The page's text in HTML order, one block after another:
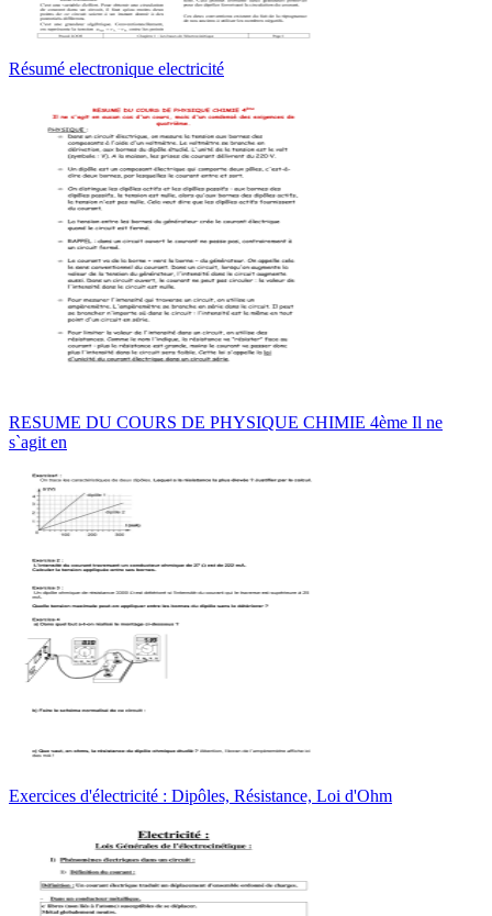
Résumé electronique electricité
RESUME DU COURS DE PHYSIQUE CHIMIE 4ème Il ne
s`agit en
Exercices d'électricité : Dipôles, Résistance, Loi d'Ohm